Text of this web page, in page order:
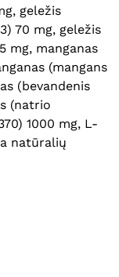
geležis
70 mg, geležis
mg, manganas
(mangans
(bevandenis
(natrio
1000 mg, L-
natūralių